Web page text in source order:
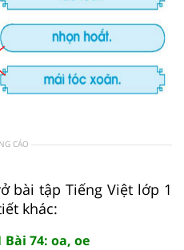
CÁO
bài tập Tiếng Việt lớp 1
khác:
74: oa, oe